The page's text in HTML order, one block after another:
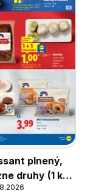
plnený,
druhy (1 kg